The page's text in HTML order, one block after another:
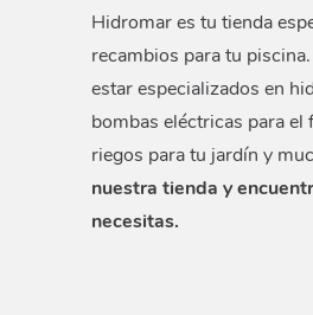
Hidromar es tu tienda
recambios para tu
estar especializados en
bombas eléctricas para el
riegos para tu jardín y
nuestra tienda y
necesitas.